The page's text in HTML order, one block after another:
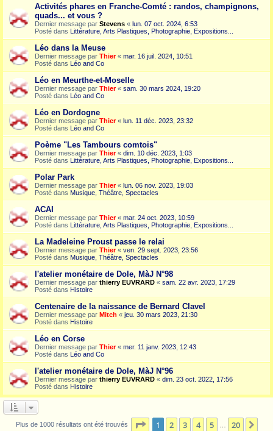
Activités phares en Franche-Comté : randos, champignons,
quads... et vous ?
Dernier message par Stevens « lun. 07 oct. 2024, 6:53
Posté dans Littérature, Arts Plastiques, Photographie, Expositions...
Léo dans la Meuse
Dernier message par Thier« mar. 16 juil. 2024, 10:51
Posté dans Léo and Co
Léo en Meurthe-et-Moselle
Dernier message par Thier« sam. 30 mars 2024, 19:20
Posté dans Léo and Co
Léo en Dordogne
Dernier message par Thier« lun. 11 déc. 2023, 23:32
Posté dans Léo and Co
Poème "Les Tambours comtois"
Dernier message par Thier« dim. 10 déc. 2023, 1:03
Posté dans Littérature, Arts Plastiques, Photographie, Expositions...
Polar Park
Dernier message par Thier« lun. 06 nov. 2023, 19:03
Posté dans Musique, Théâtre, Spectacles
ACAI
Dernier message par Thier« mar. 24 oct. 2023, 10:59
Posté dans Littérature, Arts Plastiques, Photographie, Expositions...
La Madeleine Proust passe le relai
Dernier message par Thier« ven. 29 sept. 2023, 23:56
Posté dans Musique, Théâtre, Spectacles
l'atelier monétaire de Dole, MàJ N°98
Dernier message par thierry EUVRARD « sam. 22 avr. 2023, 17:29
Posté dans Histoire
Centenaire de la naissance de Bernard Clavel
Dernier message par Mitch « jeu. 30 mars 2023, 21:30
Posté dans Histoire
Léo en Corse
Dernier message par Thier« mer. 11 janv. 2023, 12:43
Posté dans Léo and Co
l'atelier monétaire de Dole, MàJ N°96
Dernier message par thierry EUVRARD « dim. 23 oct. 2022, 17:56
Posté dans Histoire
Plus de 1000 résultats ont été trouvés Page 1sur20
1 2 3 4 5 20